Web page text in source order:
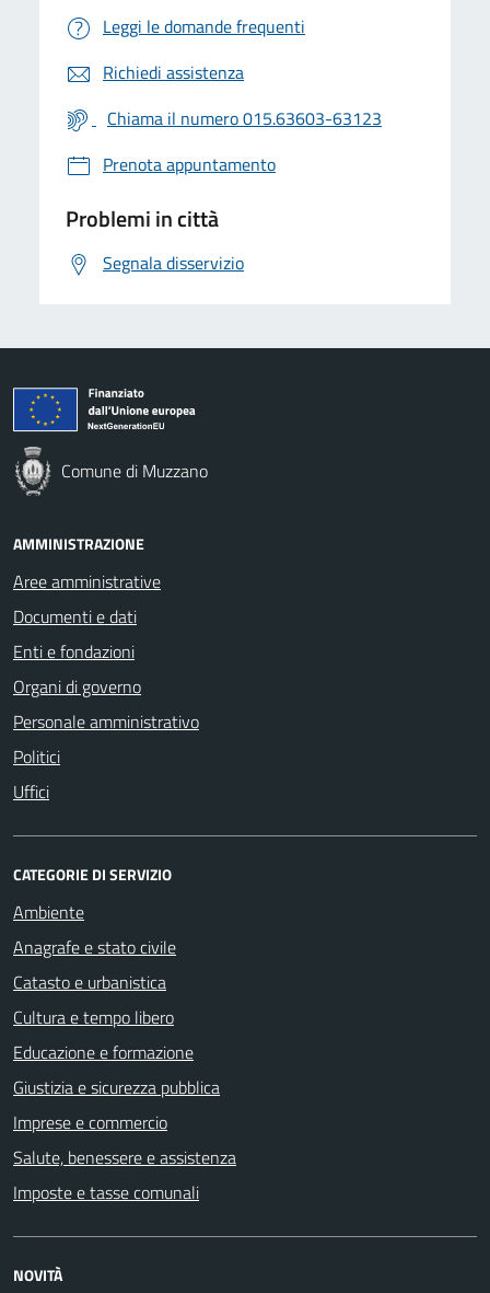
Leggi le domande frequenti
Richiedi assistenza
Chiama il numero 015.63603-63123
Prenota appuntamento
Problemi in città
Segnala disservizio
Comune di Muzzano
AMMINISTRAZIONE
Aree amministrative
Documenti e dati
Enti e fondazioni
Organi di governo
Personale amministrativo
Politici
Uffici
CATEGORIE DI SERVIZIO
Ambiente
Anagrafe e stato civile
Catasto e urbanistica
Cultura e tempo libero
Educazione e formazione
Giustizia e sicurezza pubblica
Imprese e commercio
Salute, benessere e assistenza
Imposte e tasse comunali
NOVITÀ